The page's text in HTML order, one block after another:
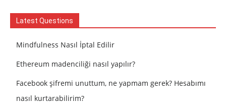
Latest Questions
Mindfulness Nasıl İptal Edilir
Ethereum madenciliği nasıl yapılır?
Facebook şifremi unuttum, ne yapmam gerek? Hesabımı
nasıl kurtarabilirim?